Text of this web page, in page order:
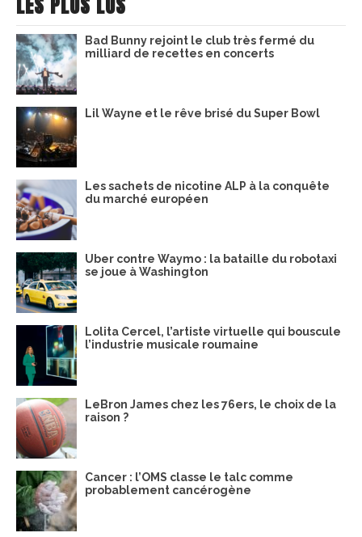
Bad Bunny rejoint le club très fermé du
milliard de recettes en concerts
Lil Wayne et le rêve brisé du Super Bowl
Les sachets de nicotine ALP à la conquête
du marché européen
Uber contre Waymo : la bataille du robotaxi
se joue à Washington
Lolita Cercel, l’artiste virtuelle qui bouscule
l’industrie musicale roumaine
LeBron James chez les 76ers, le choix de la
raison ?
Cancer : l’OMS classe le talc comme
probablement cancérogène